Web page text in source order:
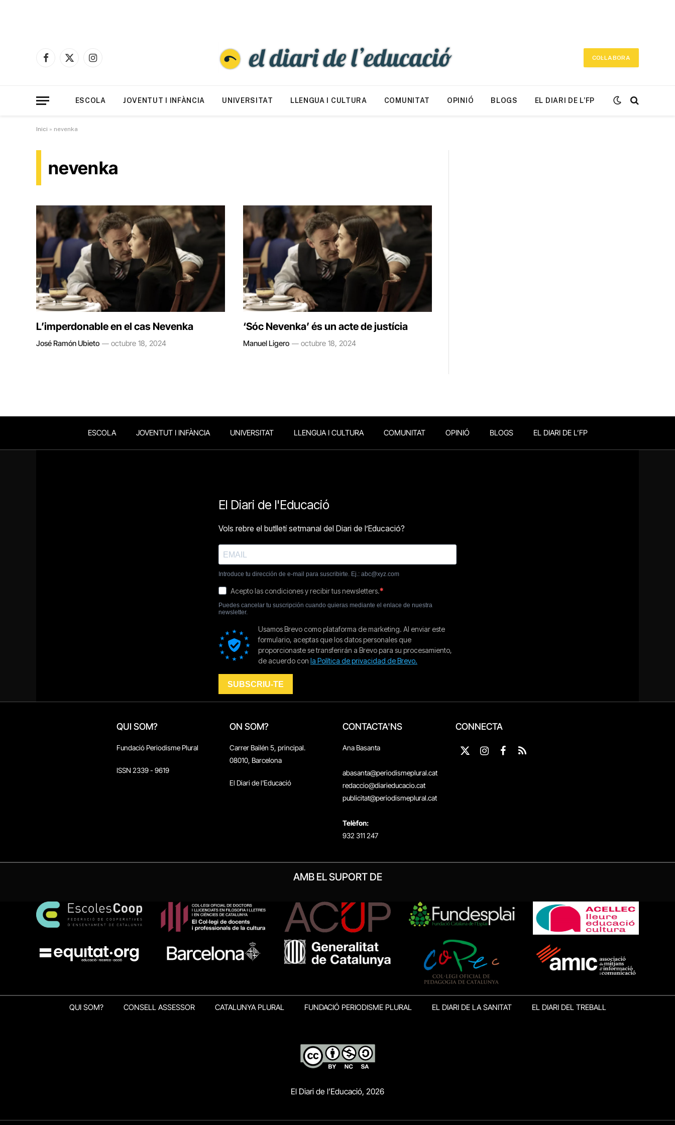
Facebook
X
Instagram
COL·LABORA
ESCOLA JOVENTUT I INFÀNCIA UNIVERSITAT LLENGUA I CULTURA COMUNITAT OPINIÓ BLOGS EL DIARI DE L’FP
Inici » nevenka
nevenka
L’imperdonable en el cas Nevenka
José Ramón Ubieto octubre 18, 2024
‘Sóc Nevenka’ és un acte de justícia
Manuel Ligero octubre 18, 2024
ESCOLA JOVENTUT I INFÀNCIA UNIVERSITAT LLENGUA I CULTURA COMUNITAT OPINIÓ BLOGS EL DIARI DE L’FP
QUI SOM?
Fundació Periodisme Plural
ISSN 2339 - 9619
ON SOM?
Carrer Bailén 5, principal.
08010, Barcelona
El Diari de l'Educació
CONTACTA'NS
Ana Basanta
abasanta@periodismeplural.cat
redaccio@diarieducacio.cat
publicitat@periodismeplural.cat
Telèfon:
932 311 247
CONNECTA
X
Instagram
Facebook
RSS
AMB EL SUPORT DE
QUI SOM? CONSELL ASSESSOR CATALUNYA PLURAL FUNDACIÓ PERIODISME PLURAL EL DIARI DE LA SANITAT EL DIARI DEL TREBALL
El Diari de l’Educació, 2026